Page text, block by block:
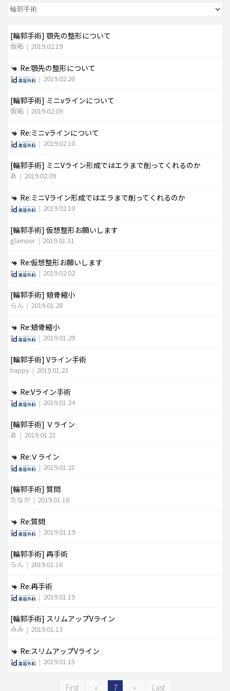
メンズ整形
idリアルストーリー
idニュース
安全整形
ご相談のお問い合わせ
[輪郭手術] 顎先の整形について
仮垢 | 2019.02.19
Re:顎先の整形について
| 2019.02.20
[輪郭手術] ミニvラインについて
仮垢 | 2019.02.09
Re:ミニvラインについて
| 2019.02.10
[輪郭手術] ミニVライン形成ではエラまで削ってくれるのか
あ | 2019.02.09
Re:ミニVライン形成ではエラまで削ってくれるのか
| 2019.02.10
[輪郭手術] 仮想整形お願いします
glamour | 2019.01.31
Re:仮想整形お願いします
| 2019.02.02
[輪郭手術] 頬骨縮小
らん | 2019.01.28
Re:頬骨縮小
| 2019.01.29
[輪郭手術] Vライン手術
happy | 2019.01.23
Re:Vライン手術
| 2019.01.24
[輪郭手術] Ｖライン
あ | 2019.01.21
Re:Ｖライン
| 2019.01.21
[輪郭手術] 質問
たなか | 2019.01.18
Re:質問
| 2019.01.19
[輪郭手術] 再手術
らん | 2019.01.16
Re:再手術
| 2019.01.19
[輪郭手術] スリムアップVライン
みみ | 2019.01.13
Re:スリムアップVライン
| 2019.01.15
First « 7 » Last